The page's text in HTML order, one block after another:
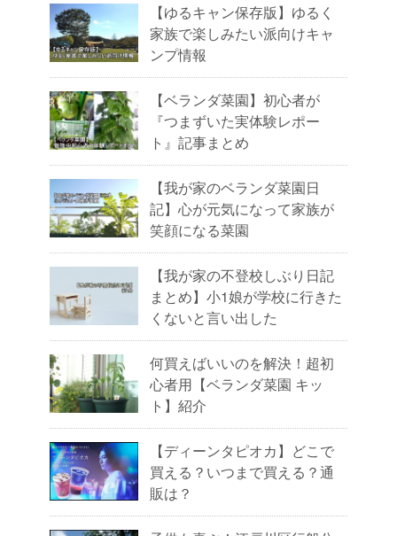
【ゆるキャン保存版】ゆるく
家族で楽しみたい派向けキャ
ンプ情報
【ベランダ菜園】初心者が
『つまずいた実体験レポー
ト』記事まとめ
【我が家のベランダ菜園日
記】心が元気になって家族が
笑顔になる菜園
【我が家の不登校しぶり日記
まとめ】小1娘が学校に行きた
くないと言い出した
何買えばいいのを解決！超初
心者用【ベランダ菜園 キッ
ト】紹介
【ディーンタピオカ】どこで
買える？いつまで買える？通
販は？